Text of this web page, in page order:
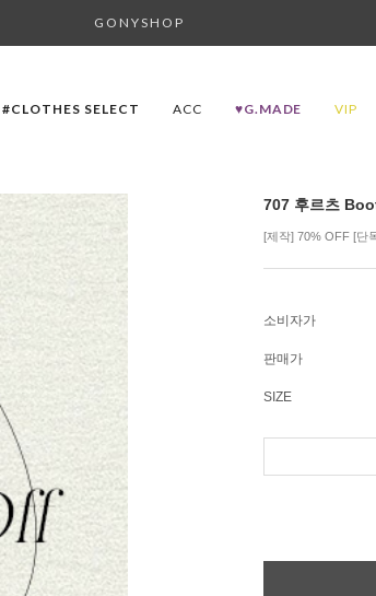
G O N Y S H O P
#CLOTHES SELECT ACC ♥G.MADE VIP
707 후르츠
[제작] 70% OFF [단
소비자가
판매가
SIZE